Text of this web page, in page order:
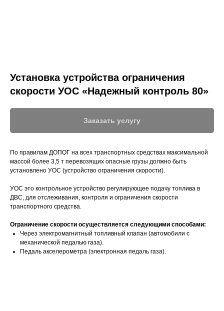
Установка устройства ограничения
скорости УОС «Надежный контроль 80»
Заказать услугу
По правилам ДОПОГ на всех транспортных средствах максимальной
массой более 3,5 т перевозящих опасные грузы должно быть
установлено УОС (устройство ограничения скорости).
УОС это контрольное устройство регулирующее подачу топлива в
ДВС, для отслеживания, контроля и ограничения скорости
транспортного средства.
Ограничение скорости осуществляется следующими способами:
Через электромагнитный топливный клапан (автомобили с
механической педалью газа).
Педаль акселерометра (электронная педаль газа).